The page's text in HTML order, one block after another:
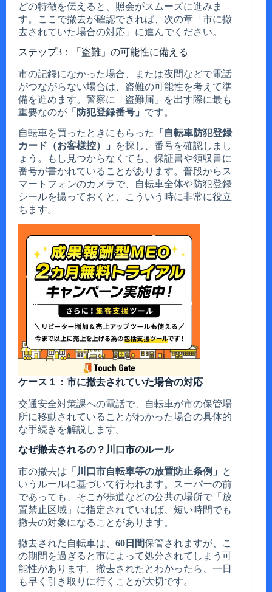
どの特徴を伝えると、照会がスムーズに進みま
す。ここで撤去が確認できれば、次の章「市に撤
去されていた場合の対応」に進んでください。
ステップ3：「盗難」の可能性に備える
市の記録になかった場合、または夜間などで電話
がつながらない場合は、盗難の可能性を考えて準
備を進めます。警察に「盗難届」を出す際に最も
重要なのが 「防犯登録番号」 です。
自転車を買ったときにもらった
「自転車防犯登録
カード（お客様控）」
を探し、番号を確認しまし
ょう。もし見つからなくても、保証書や領収書に
番号が書かれていることがあります。普段からス
マートフォンのカメラで、自転車全体や防犯登録
シールを撮っておくと、こういう時に非常に役立
ちます。
ケース１：市に撤去されていた場合の対応
交通安全対策課への電話で、自転車が市の保管場
所に移動されていることがわかった場合の具体的
な手続きを解説します。
なぜ撤去されるの？川口市のルール
市の撤去は 「川口市自転車等の放置防止条例」
と
いうルールに基づいて行われます。スーパーの前
であっても、そこが歩道などの公共の場所で「放
置禁止区域」に指定されていれば、短い時間でも
撤去の対象になることがあります。
撤去された自転車は、 60日間保管されますが、こ
の期間を過ぎると市によって処分されてしまう可
能性があります。撤去されたとわかったら、一日
も早く引き取りに行くことが大切です。